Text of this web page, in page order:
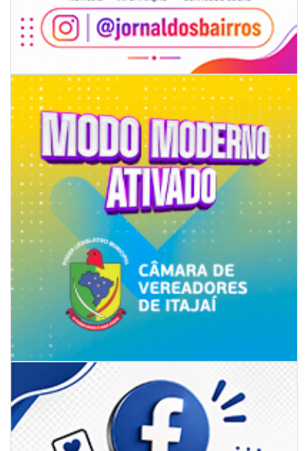
06/08/2026 | 18:28
Ciclone-bomba se forma sobre o oceano, mas Santa Catarina terá
impactos provocados pela frente fria e pelo vento Sul
ITAPEMA
06/08/2026 | 07:00
Secretaria de Cultura retoma oficinas culturais com diversas
modalidades para a comunidade
BALNEÁRIO CAMBORIÚ